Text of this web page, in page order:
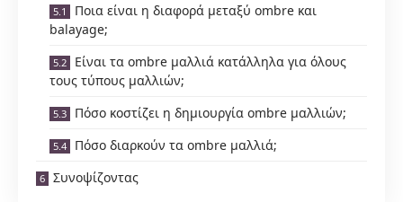
Ποια είναι η διαφορά μεταξύ ombre και
balayage;
Είναι τα ombre μαλλιά κατάλληλα για όλους
τους τύπους μαλλιών;
Πόσο κοστίζει η δημιουργία ombre μαλλιών;
Πόσο διαρκούν τα ombre μαλλιά;
Συνοψίζοντας